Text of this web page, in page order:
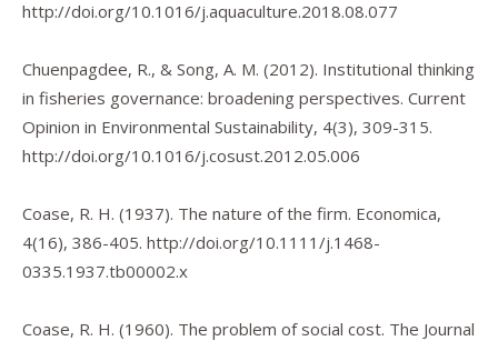
http://doi.org/10.1016/j.aquaculture.2018.08.077
Chuenpagdee, R., & Song, A. M. (2012). Institutional thinking
in fisheries governance: broadening perspectives. Current
Opinion in Environmental Sustainability, 4(3), 309-315.
http://doi.org/10.1016/j.cosust.2012.05.006
Coase, R. H. (1937). The nature of the firm. Economica,
4(16), 386-405. http://doi.org/10.1111/j.1468-
0335.1937.tb00002.x
Coase, R. H. (1960). The problem of social cost. The Journal